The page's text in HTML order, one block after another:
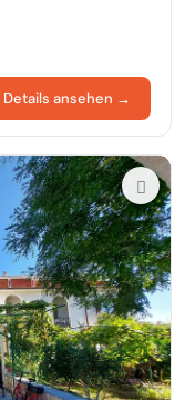
Details ansehen →